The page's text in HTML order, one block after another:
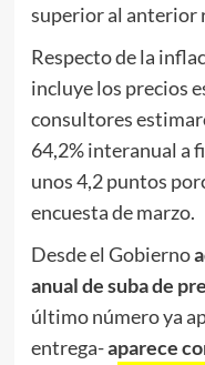
superior al anterior
Respecto de la
incluye los precios
consultores
64,2% interanual a
unos 4,2 puntos
encuesta de marzo.
Desde el Gobierno
anual de suba de
último número ya
entrega-aparece